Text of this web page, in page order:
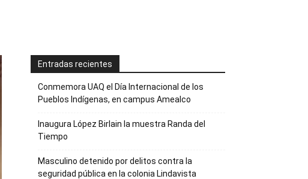
Entradas recientes
Conmemora UAQ el Día Internacional de los
Pueblos Indígenas, en campus Amealco
Inaugura López Birlain la muestra Randa del
Tiempo
Masculino detenido por delitos contra la
seguridad pública en la colonia Lindavista